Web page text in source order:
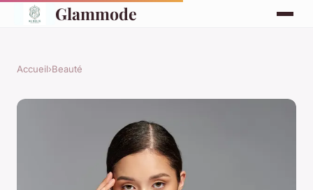
Glammode
Accueil›Beauté